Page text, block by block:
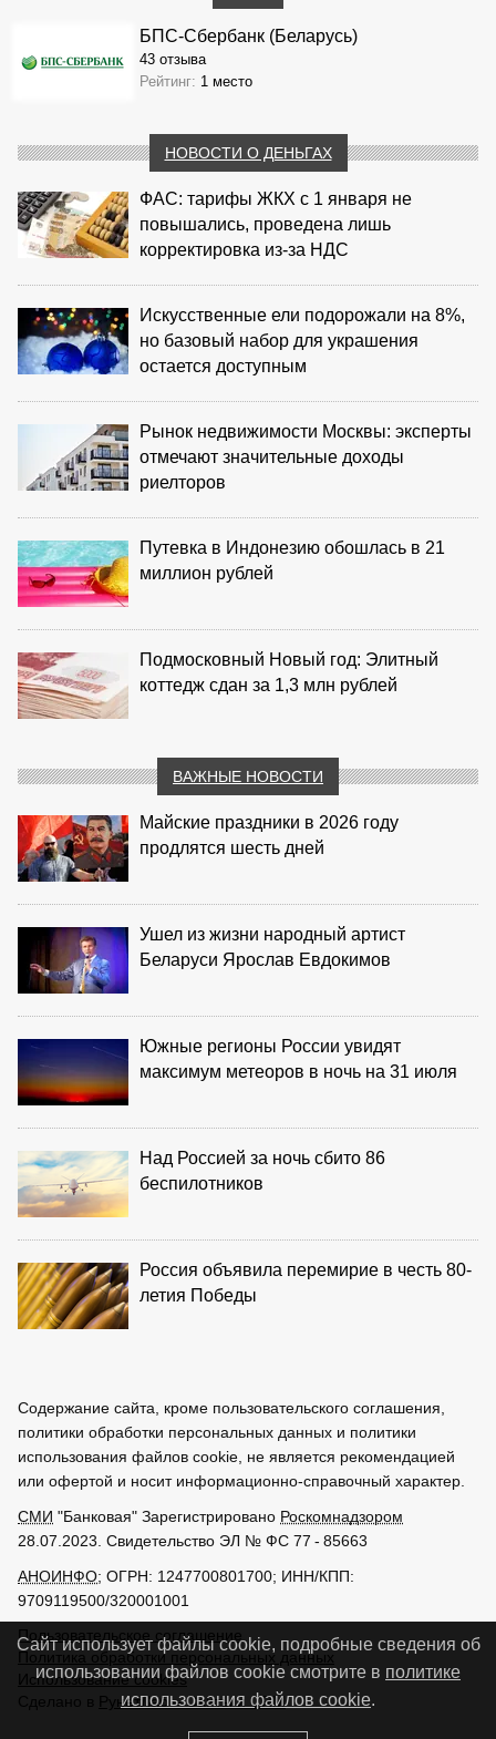
БПС-Сбербанк (Беларусь)
43 отзыва
Рейтинг: 1 место
НОВОСТИ О ДЕНЬГАХ
ФАС: тарифы ЖКХ с 1 января не
повышались, проведена лишь
корректировка из‑за НДС
Искусственные ели подорожали на 8%,
но базовый набор для украшения
остается доступным
Рынок недвижимости Москвы: эксперты
отмечают значительные доходы
риелторов
Путевка в Индонезию обошлась в 21
миллион рублей
Подмосковный Новый год: Элитный
коттедж сдан за 1,3 млн рублей
ВАЖНЫЕ НОВОСТИ
Майские праздники в 2026 году
продлятся шесть дней
Ушел из жизни народный артист
Беларуси Ярослав Евдокимов
Южные регионы России увидят
максимум метеоров в ночь на 31 июля
Над Россией за ночь сбито 86
беспилотников
Россия объявила перемирие в честь 80-
летия Победы
Содержание сайта, кроме пользовательского соглашения,
политики обработки персональных данных и политики
использования файлов cookie, не является рекомендацией
или офертой и носит информационно-справочный характер.
СМИ "Банковая" Зарегистрировано Роскомнадзором
28.07.2023. Свидетельство ЭЛ № ФС 77 - 85663
АНОИНФО; ОГРН: 1247700801700; ИНН/КПП:
9709119500/320001001
Пользовательское соглашение
Политика обработки персональных данных
Использование cookies
Сделано в
РунетЛаб – Сайты и CRM
Сайт использует файлы cookie, подробные сведения об
использовании файлов cookie смотрите в политике
использования файлов cookie.